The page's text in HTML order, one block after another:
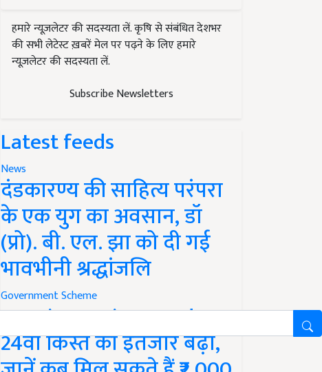
हमारे न्यूज़लेटर की सदस्यता लें. कृषि से संबंधित देशभर
की सभी लेटेस्ट ख़बरें मेल पर पढ़ने के लिए हमारे
न्यूज़लेटर की सदस्यता लें.
Subscribe Newsletters
Latest feeds
News
दंडकारण्य की साहित्य परंपरा
के एक युग का अवसान, डॉ
(प्रो). बी. एल. झा को दी गई
भावभीनी श्रद्धांजलि
Government Scheme
PM Kisan Yojana Update:
24वीं किस्त का इंतजार बढ़ा,